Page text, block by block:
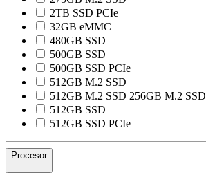
2TB SSD PCIe
32GB eMMC
480GB SSD
500GB SSD
500GB SSD PCIe
512GB M.2 SSD
512GB M.2 SSD 256GB M.2 SSD
512GB SSD
512GB SSD PCIe
Procesor